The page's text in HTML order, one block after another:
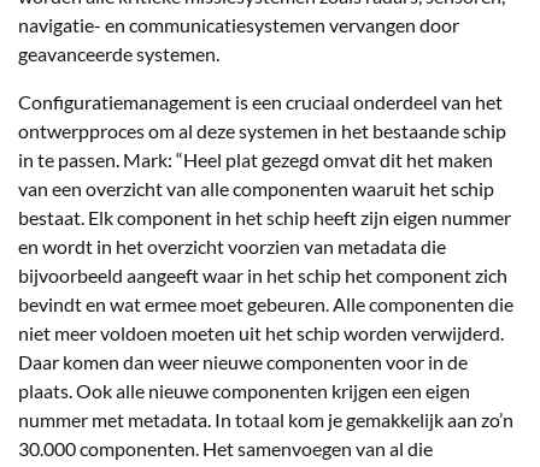
navigatie- en communicatiesystemen vervangen door
geavanceerde systemen.
Configuratiemanagement is een cruciaal onderdeel van het
ontwerpproces om al deze systemen in het bestaande schip
in te passen. Mark: “Heel plat gezegd omvat dit het maken
van een overzicht van alle componenten waaruit het schip
bestaat. Elk component in het schip heeft zijn eigen nummer
en wordt in het overzicht voorzien van metadata die
bijvoorbeeld aangeeft waar in het schip het component zich
bevindt en wat ermee moet gebeuren. Alle componenten die
niet meer voldoen moeten uit het schip worden verwijderd.
Daar komen dan weer nieuwe componenten voor in de
plaats. Ook alle nieuwe componenten krijgen een eigen
nummer met metadata. In totaal kom je gemakkelijk aan zo’n
30.000 componenten. Het samenvoegen van al die